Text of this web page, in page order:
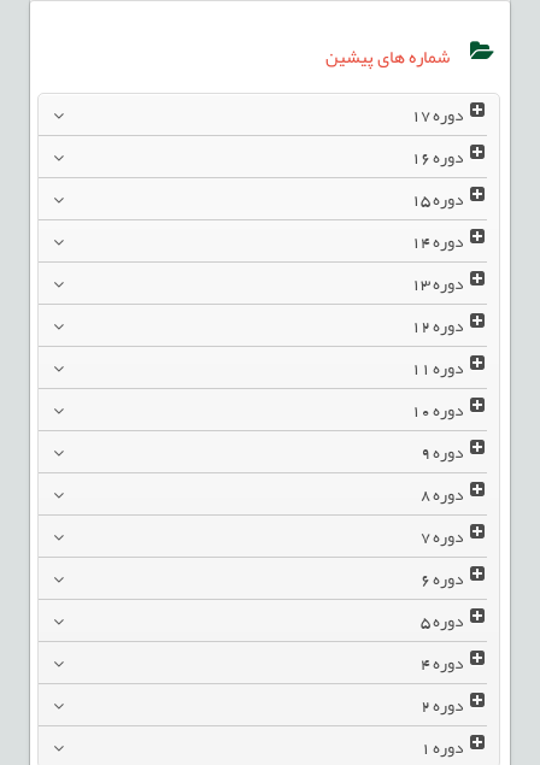
شماره های پیشین
دوره17
دوره16
دوره15
دوره14
دوره13
دوره12
دوره11
دوره10
دوره9
دوره8
دوره7
دوره6
دوره5
دوره4
دوره2
دوره1